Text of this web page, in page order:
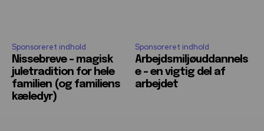
Sponsoreret indhold
Nissebreve – magisk
juletradition for hele
familien (og familiens
kæledyr)
Sponsoreret indhold
Arbejdsmiljøuddannels
e – en vigtig del af
arbejdet